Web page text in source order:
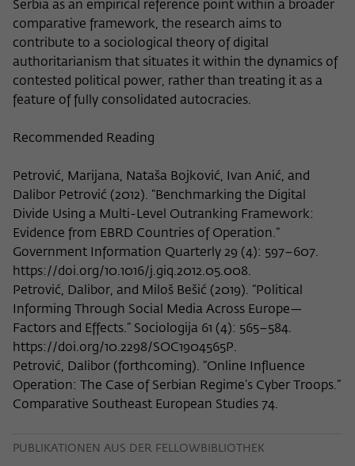
Serbia as an empirical reference point within a broader
comparative framework, the research aims to
contribute to a sociological theory of digital
authoritarianism that situates it within the dynamics of
contested political power, rather than treating it as a
feature of fully consolidated autocracies.
Recommended Reading
Petrović, Marijana, Nataša Bojković, Ivan Anić, and
Dalibor Petrović (2012). “Benchmarking the Digital
Divide Using a Multi-Level Outranking Framework:
Evidence from EBRD Countries of Operation.”
Government Information Quarterly 29 (4): 597–607.
https://doi.org/10.1016/j.giq.2012.05.008.
Petrović, Dalibor, and Miloš Bešić (2019). “Political
Informing Through Social Media Across Europe—
Factors and Effects.” Sociologija 61 (4): 565–584.
https://doi.org/10.2298/SOC1904565P.
Petrović, Dalibor (forthcoming). “Online Influence
Operation: The Case of Serbian Regime’s Cyber Troops.”
Comparative Southeast European Studies 74.
PUBLIKATIONEN AUS DER FELLOWBIBLIOTHEK